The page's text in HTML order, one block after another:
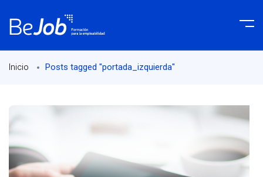
Inicio Posts tagged "portada_izquierda"